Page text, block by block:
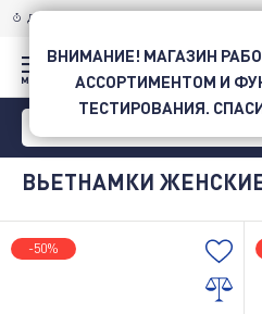
ДОСТАВКА ПО УКРАИНЕ
ВЬЕТНАМКИ
-50%
ВНИМАНИЕ! МАГАЗИН
АССОРТИМЕНТОМ И
ТЕСТИРОВАНИЯ.